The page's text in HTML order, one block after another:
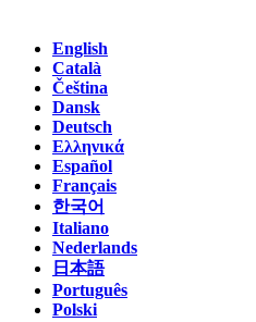
English
Català
Čeština
Dansk
Deutsch
Ελληνικά
Español
Français
한국어
Italiano
Nederlands
日本語
Português
Polski